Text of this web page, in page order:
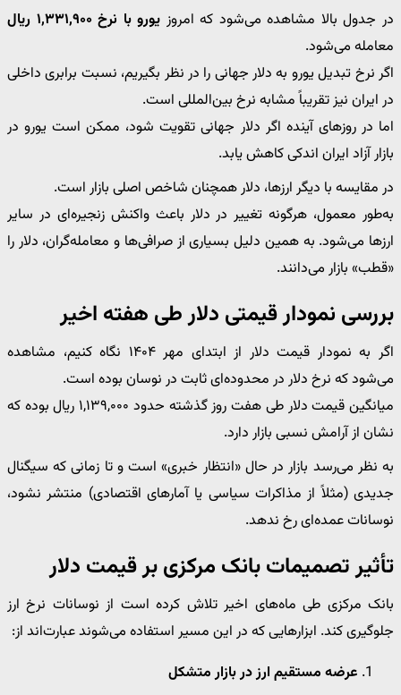
در جدول بالا مشاهده می‌شود که امروز یورو با نرخ ۱,۳۳۱,۹۰۰ ریال
معامله می‌شود.
اگر نرخ تبدیل یورو به دلار جهانی را در نظر بگیریم، نسبت برابری داخلی
در ایران نیز تقریباً مشابه نرخ بین‌المللی است.
اما در روزهای آینده اگر دلار جهانی تقویت شود، ممکن است یورو در
بازار آزاد ایران اندکی کاهش یابد.
در مقایسه با دیگر ارزها، دلار همچنان شاخص اصلی بازار است.
به‌طور معمول، هرگونه تغییر در دلار باعث واکنش زنجیره‌ای در سایر
ارزها می‌شود. به همین دلیل بسیاری از صرافی‌ها و معامله‌گران، دلار را
«قطب» بازار می‌دانند.
بررسی نمودار قیمتی دلار طی هفته اخیر
اگر به نمودار قیمت دلار از ابتدای مهر ۱۴۰۴ نگاه کنیم، مشاهده
می‌شود که نرخ دلار در محدوده‌ای ثابت در نوسان بوده است.
میانگین قیمت دلار طی هفت روز گذشته حدود ۱,۱۳۹,۰۰۰ ریال بوده که
نشان از آرامش نسبی بازار دارد.
به نظر می‌رسد بازار در حال «انتظار خبری» است و تا زمانی که سیگنال
جدیدی (مثلاً از مذاکرات سیاسی یا آمارهای اقتصادی) منتشر نشود،
نوسانات عمده‌ای رخ ندهد.
تأثیر تصمیمات بانک مرکزی بر قیمت دلار
بانک مرکزی طی ماه‌های اخیر تلاش کرده است از نوسانات نرخ ارز
جلوگیری کند. ابزارهایی که در این مسیر استفاده می‌شوند عبارت‌اند از:
عرضه مستقیم ارز در بازار متشکل